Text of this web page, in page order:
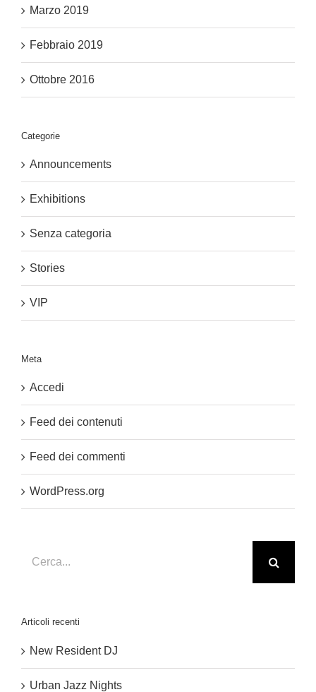
Marzo 2019
Febbraio 2019
Ottobre 2016
Categorie
Announcements
Exhibitions
Senza categoria
Stories
VIP
Meta
Accedi
Feed dei contenuti
Feed dei commenti
WordPress.org
per:
Articoli recenti
New Resident DJ
Urban Jazz Nights